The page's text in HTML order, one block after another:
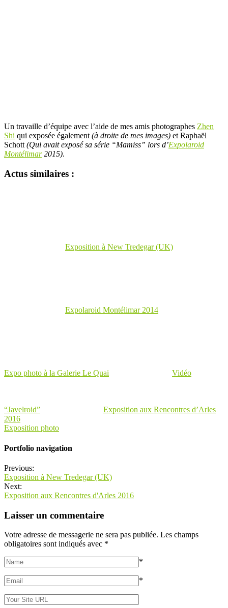
Un travaille d’équipe avec l’aide de mes amis photographes Zhen
Shi qui exposée également (à droite de mes images) et Raphaël
Schott (Qui avait exposé sa série “Mamiss” lors d’Expolaroid
Montélimar2015).
Actus similaires :
Exposition à New Tredegar (UK)
Expolaroid Montélimar 2014
Expo photo à la Galerie Le Quai Vidéo
“Javelroid”
Exposition aux Rencontres d’Arles
2016
Exposition photo
Portfolio navigation
Previous:
Exposition à New Tredegar (UK)
Next:
Exposition aux Rencontres d'Arles 2016
Laisser un commentaire
Votre adresse de messagerie ne sera pas publiée. Les champs
obligatoires sont indiqués avec *
*
*